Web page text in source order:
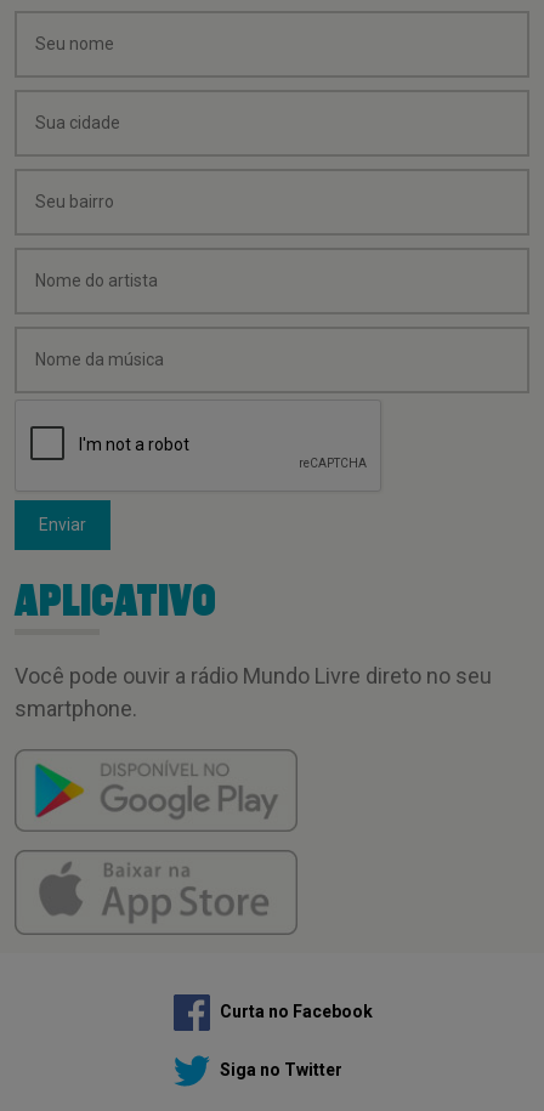
Enviar
APLICATIVO
Você pode ouvir a rádio Mundo Livre direto no seu
smartphone.
Curta no Facebook
Siga no Twitter